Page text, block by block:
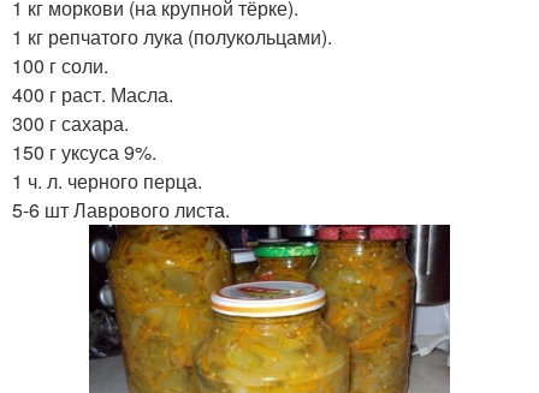
1 кг моркови (на крупной тёрке).
1 кг репчатого лука (полукольцами).
100 г соли.
400 г раст. Масла.
300 г сахара.
150 г уксуса 9%.
1 ч. л. черного перца.
5-6 шт Лаврового листа.